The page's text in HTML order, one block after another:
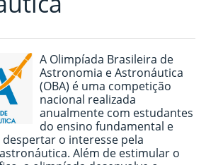
A Olimpíada Brasileira de
Astronomia e Astronáutica
(OBA) é uma competição
nacional realizada
anualmente com estudantes
do ensino fundamental e
o interesse pela
Além de estimular o